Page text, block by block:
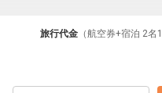
JALグループ）確約！フライトマ
交通・体験プランなどの追加（同時
旅行代金 （航空券+宿泊 2